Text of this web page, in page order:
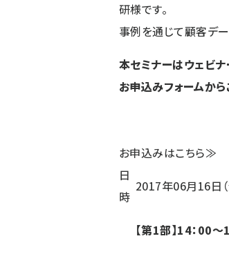
研様です。
事例を通じて顧客デー
本セミナーはウェビ
お申込みフォームか
お申込みはこちら≫
日
時
2017年06月16日（
【第1部】14：00～